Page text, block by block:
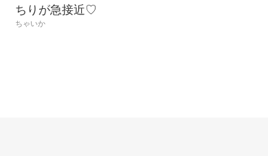
ちりが急接近♡
ちゃいか